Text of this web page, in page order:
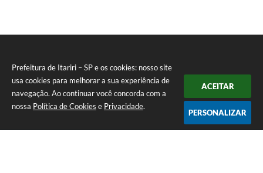
Prefeitura de Itariri – SP e os cookies: nosso site
usa cookies para melhorar a sua experiência de
navegação. Ao continuar você concorda com a
nossa Política de Cookies e Privacidade.
ACEITAR
PERSONALIZAR